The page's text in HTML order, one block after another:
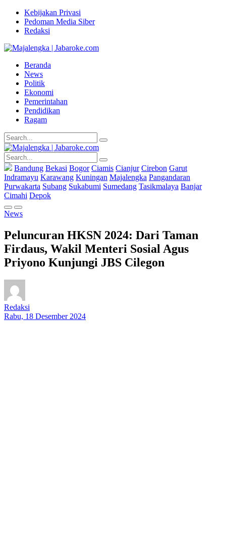
Kebijakan Privasi
Pedoman Media Siber
Redaksi
Beranda
News
Politik
Ekonomi
Pemerintahan
Pendidikan
Ragam
Bandung Bekasi Bogor Ciamis Cianjur Cirebon Garut
Indramayu Karawang Kuningan Majalengka Pangandaran
Purwakarta Subang Sukabumi Sumedang Tasikmalaya Banjar
Cimahi Depok
News
Peluncuran HKSN 2024: Dari Taman
Firdaus, Wakil Menteri Sosial Agus
Priyono Kunjungi JBS Cilegon
Redaksi
Rabu, 18 Desember 2024